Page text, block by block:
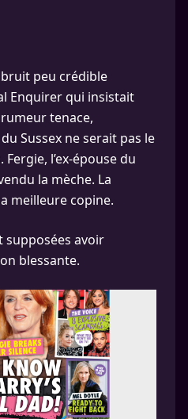
peu crédible
Enquirer qui insistait
tenace,
Sussex ne serait pas le
l’ex-épouse du
la mèche. La
meilleure copine.
supposées avoir
blessante.